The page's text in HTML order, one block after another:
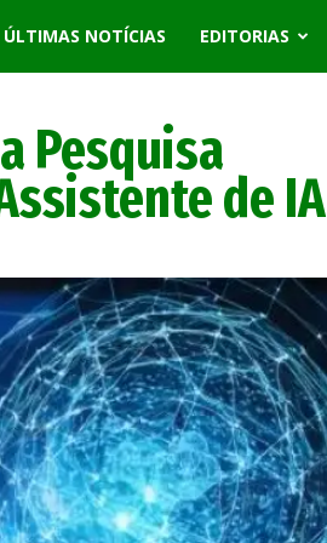
ÚLTIMAS NOTÍCIAS EDITORIAS
Pesquisa
de IA